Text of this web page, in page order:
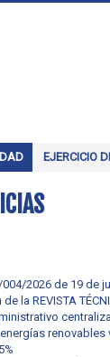
EJERCICIO
004/2026 de 19 de
la REVISTA